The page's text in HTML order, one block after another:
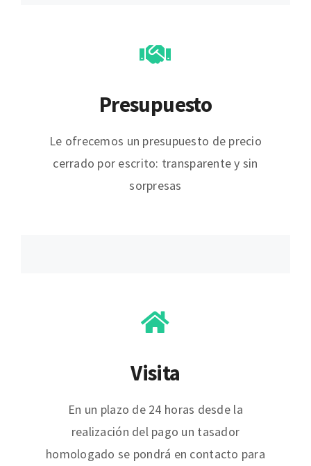
Presupuesto
Le ofrecemos un presupuesto de precio
cerrado por escrito: transparente y sin
sorpresas
Visita
En un plazo de 24 horas desde la
realización del pago un tasador
homologado se pondrá en contacto para